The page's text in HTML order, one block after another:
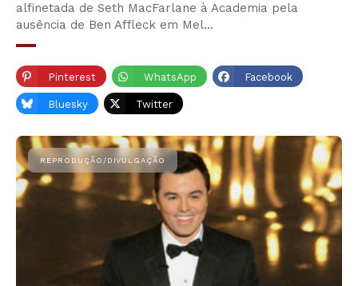
alfinetada de Seth MacFarlane à Academia pela
ausência de Ben Affleck em Mel…
Pinterest WhatsApp Facebook
Bluesky Twitter